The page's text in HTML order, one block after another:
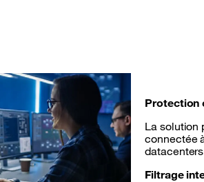
Protection
La solution
connectée
Filtrage